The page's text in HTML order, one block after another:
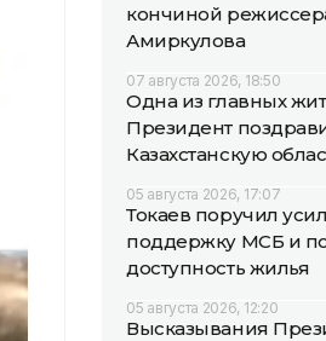
кончиной
Амиркулова
07 августа 2026, 18:50
Одна из главных
Президент
Казахстанскую
05 августа 2026, 17:07
Токаев поручил
поддержку МСБ и
доступность жилья
05 августа 2026, 12:20
Высказывания